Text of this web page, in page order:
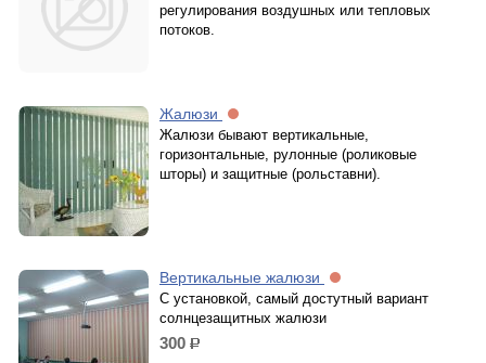
регулирования воздушных или тепловых
потоков.
Жалюзи
Жалюзи бывают вертикальные,
горизонтальные, рулонные (роликовые
шторы) и защитные (рольставни).
Вертикальные жалюзи
С установкой, самый достутный вариант
солнцезащитных жалюзи
300 р.